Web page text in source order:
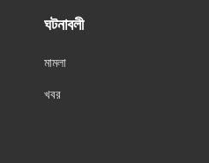
ঘটনাবলী
মামলা
খবর